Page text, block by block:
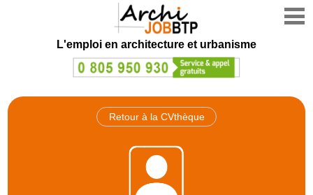
L'emploi en architecture et urbanisme
Retour à la CVthèque